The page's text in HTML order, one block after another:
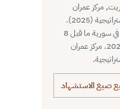
مركز عمران
للدراسات الاستراتيجية (2025).
واقع الحوكمة في سورية ما قبل 8
كانون الأول 2024. مركز عمران
صيغ الاستشهاد